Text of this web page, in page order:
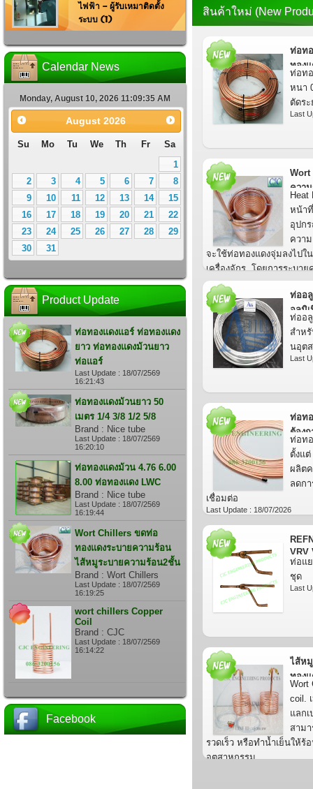
สินค้าใหม่ (New
ท่อท
ทอง
ท่อท
หนา
ตัดร
Last
Wort
ควา
ร้อน
หน้า
อุปก
ควา
จะใช้ท่อทองแดงจุ่มลงไป
เครื่องจักร. โดยการระบ
ด้วยน้ำเย็น หรือ การต่อระ
อุณหภูมิเย็นไหลผ่านท่อทอ
สามารถใช้ได้หลายอุตสา
อาหาร.
Last Update : 18/07/2026
ท่ออ
อลูมิ
ท่ออ
สำห
นอุต
Last
ท่อท
ต้องก
ท่อท
ตั้งแต่
ผลิตค
ลดก
เชื่อมต่อ
Last Update : 18/07/2026
VRV
ท่อแ
ชุด
Last
ไส้ห
ทอง
Wort
coil.
แลก
สาม
รวดเร็ว หรือทำน้ำเย็นให้
อุตสาหกรรม
ไฟฟ้า - ผู้รับเหมาติดตั้ง
ระบบ (1)
Calendar News
Monday, August 10, 2026 11:09:36 AM
August 2026
Su Mo Tu We Th Fr
Sa
1
2
3 4 5 6 7
8
9
10 11 12 13 14
15
16
17 18 19 20 21
22
23
24 25 26 27 28
29
30
31
Product Update
ท่อทองแดงแอร์ ท่อทองแดง
ยาว ท่อทองแดงม้วนยาว
ท่อแอร์
Last Update : 18/07/2569
16:21:43
ท่อทองแดงม้วนยาว 50
เมตร 1/4 3/8 1/2 5/8
Brand : Nice tube
Last Update : 18/07/2569
16:20:10
ท่อทองแดงม้วน 4.76 6.00
8.00 ท่อทองแดง LWC
Brand : Nice tube
Last Update : 18/07/2569
16:19:44
Wort Chillers ขดท่อ
ทองแดงระบายความร้อน
ไส้หมูระบายความร้อน2ชั้น
Brand : Wort Chillers
Last Update : 18/07/2569
16:19:25
wort chillers Copper
Coil
Brand : CJC
Last Update : 18/07/2569
16:14:22
Facebook